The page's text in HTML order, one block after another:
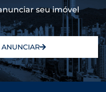
seu imóvel